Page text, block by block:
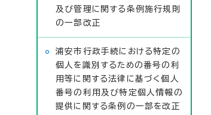
及び管理に関する条例施行規則
の一部改正
浦安市行政手続における特定の
個人を識別するための番号の利
用等に関する法律に基づく個人
番号の利用及び特定個人情報の
提供に関する条例の一部を改正